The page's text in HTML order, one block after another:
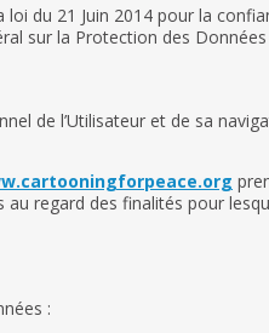
du 21 Juin 2014 pour la
sur la Protection des Données
de l’Utilisateur et de sa
au regard des finalités pour
: